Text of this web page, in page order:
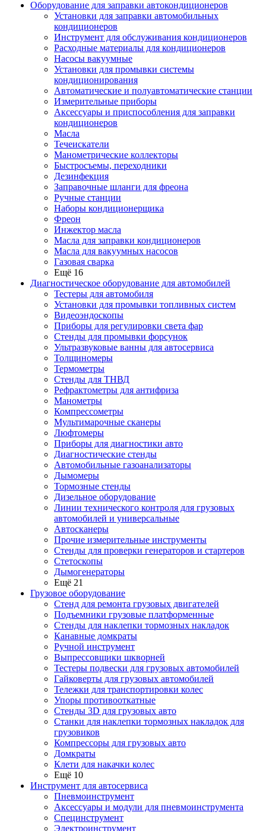
Оборудование для заправки автокондиционеров
Установки для заправки автомобильных
кондиционеров
Инструмент для обслуживания кондиционеров
Расходные материалы для кондиционеров
Насосы вакуумные
Установки для промывки системы
кондиционирования
Автоматические и полуавтоматические станции
Измерительные приборы
Аксессуары и приспособления для заправки
кондиционеров
Масла
Течеискатели
Манометрические коллекторы
Быстросъемы, переходники
Дезинфекция
Заправочные шланги для фреона
Ручные станции
Наборы кондиционерщика
Фреон
Инжектор масла
Масла для заправки кондиционеров
Масла для вакуумных насосов
Газовая сварка
Ещё 16
Диагностическое оборудование для автомобилей
Тестеры для автомобиля
Установки для промывки топливных систем
Видеоэндоскопы
Приборы для регулировки света фар
Стенды для промывки форсунок
Ультразвуковые ванны для автосервиса
Толщиномеры
Термометры
Стенды для ТНВД
Рефрактометры для антифриза
Манометры
Компрессометры
Мультимарочные сканеры
Люфтомеры
Приборы для диагностики авто
Диагностические стенды
Автомобильные газоанализаторы
Дымомеры
Тормозные стенды
Дизельное оборудование
Линии технического контроля для грузовых
автомобилей и универсальные
Автосканеры
Прочие измерительные инструменты
Стенды для проверки генераторов и стартеров
Стетоскопы
Дымогенераторы
Ещё 21
Грузовое оборудование
Стенд для ремонта грузовых двигателей
Подъемники грузовые платформенные
Стенды для наклепки тормозных накладок
Канавные домкраты
Ручной инструмент
Выпрессовщики шкворней
Тестеры подвески для грузовых автомобилей
Гайковерты для грузовых автомобилей
Тележки для транспортировки колес
Упоры противооткатные
Стенды 3D для грузовых авто
Станки для наклепки тормозных накладок для
грузовиков
Компрессоры для грузовых авто
Домкраты
Клети для накачки колес
Ещё 10
Инструмент для автосервиса
Пневмоинструмент
Аксессуары и модули для пневмоинструмента
Специнструмент
Электроинструмент